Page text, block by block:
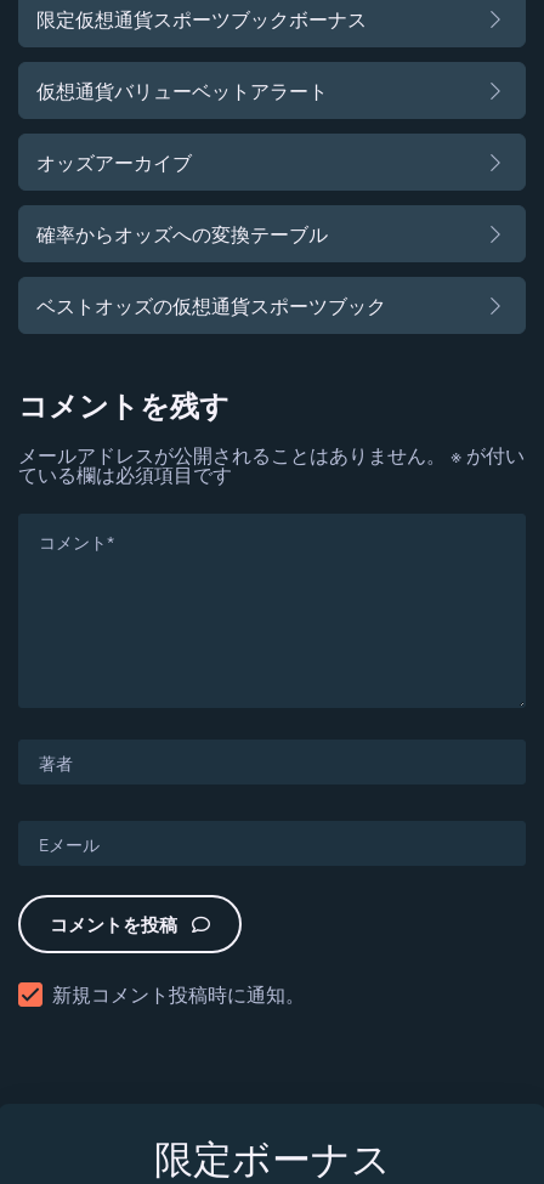
限定仮想通貨スポーツブックボーナス
仮想通貨バリューベットアラート
オッズアーカイブ
確率からオッズへの変換テーブル
ベストオッズの仮想通貨スポーツブック
コメントを残す
メールアドレスが公開されることはありません。 ※ が付い
ている欄は必須項目です
コメントを投稿
新規コメント投稿時に通知。
限定ボーナス